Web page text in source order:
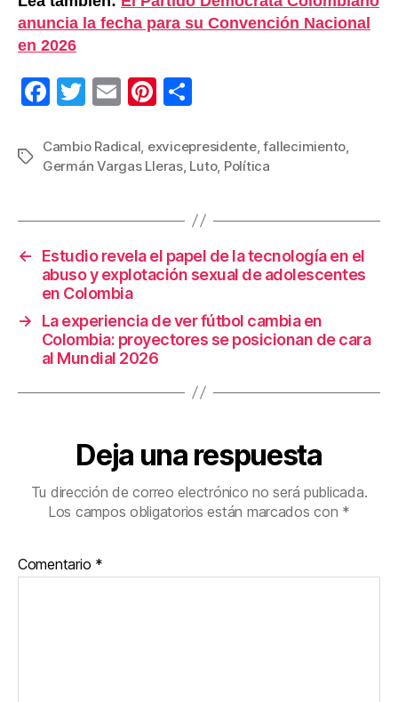
anuncia la fecha para su Convención Nacional
en 2026
F
c
e
o
k
T
tt
er
E
ail
Pi
er
e
m
p
ar
tir
Etiquetas
Cambio Radical exvicepresidente,fallecimiento
Germán Vargas Lleras, Luto, Política
←
Estudio revela el papel de la tecnología en el
abuso y explotación sexual de adolescentes
en Colombia
→
La experiencia de ver fútbol cambia en
Colombia: proyectores se posicionan de cara
al Mundial 2026
Deja una respuesta
Tu dirección de correo electrónico no será publicada.
Los campos obligatorios están marcados con *
Comentario *